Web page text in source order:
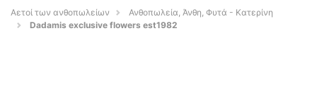
Αετοί των ανθοπωλείων
Ανθοπωλεία, Άνθη, Φυτά - Κατερίνη
Dadamis exclusive flowers est1982